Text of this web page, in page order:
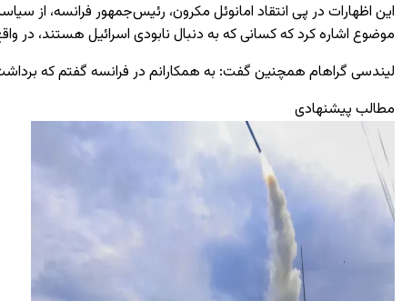
این اظهارات در پی انتقاد امانوئل مکرون، رئیس‌جمهور فرانسه، از
موضوع اشاره کرد که کسانی که به دنبال نابودی اسرائیل هستند، در
لیندسی گراهام همچنین گفت: به همکارانم در فرانسه گفتم که
مطالب پیشنهادی